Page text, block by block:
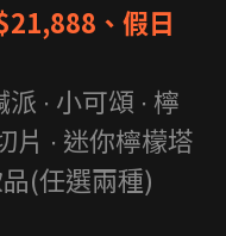
、假日
∙ 小可頌 ∙ 檸
片 ∙ 迷你檸檬塔
品(任選兩種)